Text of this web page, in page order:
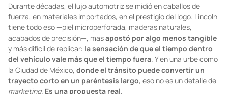
Durante décadas, el lujo automotriz se midió en caballos de
fuerza, en materiales importados, en el prestigio del logo. Lincoln
tiene todo eso —piel microperforada, maderas naturales,
acabados de precisión—, masapostó por algo menos tangible
y más difícil de replicar: la sensación de que el tiempo dentro
del vehículo vale más que el tiempo fuera. Y en una urbe como
la Ciudad de México, donde el tránsito puede convertir un
trayecto corto en un paréntesis largo, eso no es un detalle de
marketing. Es una propuesta real.